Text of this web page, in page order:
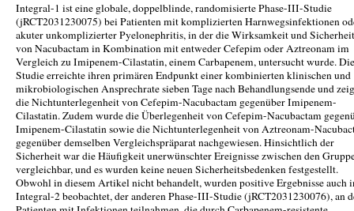
Integral-1 ist eine globale, doppelblinde, randomisierte Phase-III-Studie
(jRCT2031230075) bei Patienten mit komplizierten Harnwegsinfektionen
akuter unkomplizierter Pyelonephritis, in der die Wirksamkeit und Sicherheit
von Nacubactam in Kombination mit entweder Cefepim oder Aztreonam im
Vergleich zu Imipenem-Cilastatin, einem Carbapenem, untersucht wurde. Die
Studie erreichte ihren primären Endpunkt einer kombinierten klinischen und
mikrobiologischen Ansprechrate sieben Tage nach Behandlungsende und
die Nichtunterlegenheit von Cefepim-Nacubactam gegenüber Imipenem-
Cilastatin. Zudem wurde die Überlegenheit von Cefepim-Nacubactam
Imipenem-Cilastatin sowie die Nichtunterlegenheit von Aztreonam-
gegenüber demselben Vergleichspräparat nachgewiesen. Hinsichtlich der
Sicherheit war die Häufigkeit unerwünschter Ereignisse zwischen den
vergleichbar, und es wurden keine neuen Sicherheitsbedenken festgestellt.
Obwohl in diesem Artikel nicht behandelt, wurden positive Ergebnisse auch
Integral-2 beobachtet, der anderen Phase-III-Studie (jRCT2031230076), an